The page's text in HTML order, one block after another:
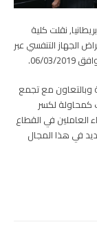
نقلت كلية
الجهاز التنفسي عبر
وبالتعاون مع تجمع
كمحاولة لكسر
العاملين في القطاع
في هذا المجال